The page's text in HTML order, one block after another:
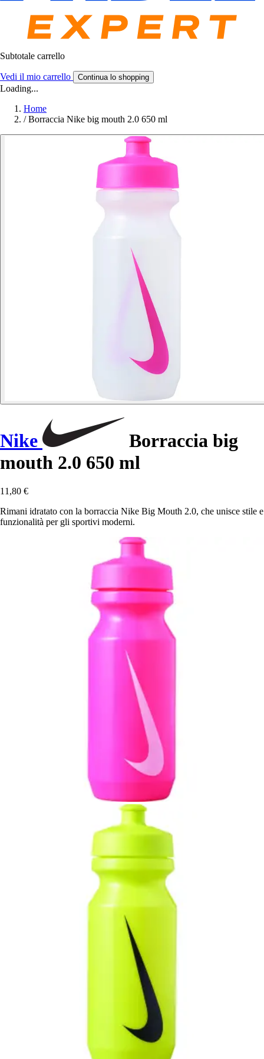
Subtotale carrello
Vedi il mio carrello Continua lo shopping
Loading...
Home
/ Borraccia Nike big mouth 2.0 650 ml
Nike
Borraccia big
mouth 2.0 650 ml
11,80 €
Rimani idratato con la borraccia Nike Big Mouth 2.0, che unisce stile e
funzionalità per gli sportivi moderni.